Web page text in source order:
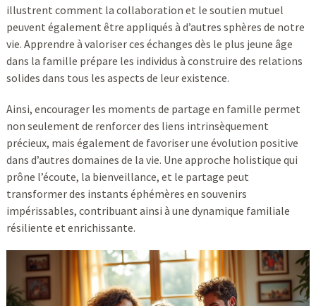
illustrent comment la collaboration et le soutien mutuel
peuvent également être appliqués à d’autres sphères de notre
vie. Apprendre à valoriser ces échanges dès le plus jeune âge
dans la famille prépare les individus à construire des relations
solides dans tous les aspects de leur existence.
Ainsi, encourager les moments de partage en famille permet
non seulement de renforcer des liens intrinsèquement
précieux, mais également de favoriser une évolution positive
dans d’autres domaines de la vie. Une approche holistique qui
prône l’écoute, la bienveillance, et le partage peut
transformer des instants éphémères en souvenirs
impérissables, contribuant ainsi à une dynamique familiale
résiliente et enrichissante.